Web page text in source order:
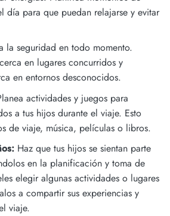
día para que puedan relajarse y evitar
la seguridad en todo momento.
en lugares concurridos y
en entornos desconocidos.
actividades y juegos para
a tus hijos durante el viaje. Esto
de viaje, música, películas o libros.
Haz que tus hijos se sientan parte
en la planificación y toma de
elegir algunas actividades o lugares
a compartir sus experiencias y
viaje.